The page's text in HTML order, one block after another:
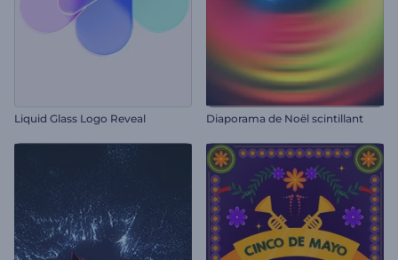
Liquid Glass Logo Reveal Diaporama de Noël scintillant